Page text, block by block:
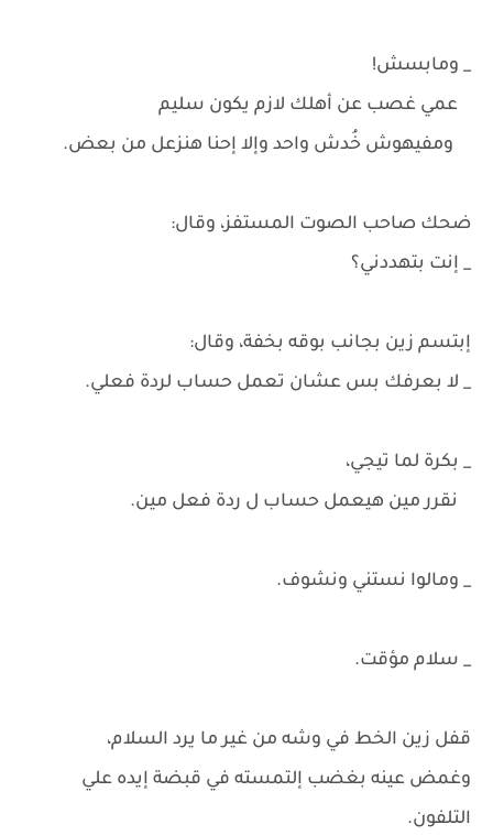
_ ومابسش!
عمي غصب عن أهلك لازم يكون سليم
ومفيهوش خُدش واحد وإلا إحنا هنزعل من بعض.
ضحك صاحب الصوت المستفز، وقال:
_ إنت بتهددني؟
إبتسم زين بجانب بوقه بخفة، وقال:
_ لا بعرفك بس عشان تعمل حساب لردة فعلي.
_ بكرة لما تيجي،
نقرر مين هيعمل حساب ل ردة فعل مين.
_ ومالوا نستني ونشوف.
_ سلام مؤقت.
قفل زين الخط في وشه من غير ما يرد السلام،
وغمض عينه بغضب إلتمسته في قبضة إيده علي
التلفون.